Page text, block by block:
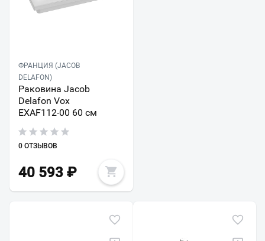
ФРАНЦИЯ (JACOB
DELAFON)
Раковина Jacob
Delafon Vox
EXAF112-00 60 см
0 ОТЗЫВОВ
40 593 ₽